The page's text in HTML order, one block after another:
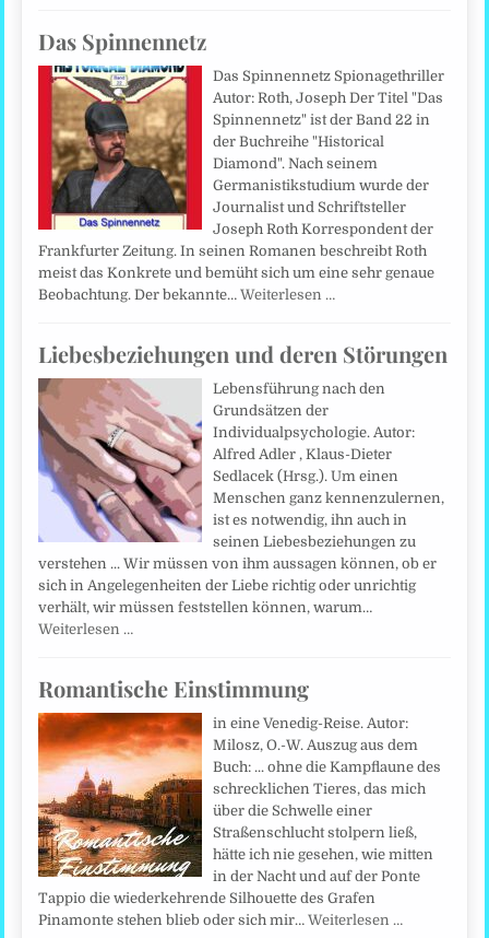
Das Spinnennetz
Das Spinnennetz Spionagethriller
Autor: Roth, Joseph Der Titel "Das
Spinnennetz" ist der Band 22 in
der Buchreihe "Historical
Diamond". Nach seinem
Germanistikstudium wurde der
Journalist und Schriftsteller
Joseph Roth Korrespondent der
Frankfurter Zeitung. In seinen Romanen beschreibt Roth
meist das Konkrete und bemüht sich um eine sehr genaue
Beobachtung. Der bekannte…Weiterlesen …
Liebesbeziehungen und deren Störungen
Lebensführung nach den
Grundsätzen der
Individualpsychologie. Autor:
Alfred Adler , Klaus-Dieter
Sedlacek (Hrsg.). Um einen
Menschen ganz kennenzulernen,
ist es notwendig, ihn auch in
seinen Liebesbeziehungen zu
verstehen ... Wir müssen von ihm aussagen können, ob er
sich in Angelegenheiten der Liebe richtig oder unrichtig
verhält, wir müssen feststellen können, warum…
Weiterlesen …
Romantische Einstimmung
in eine Venedig-Reise. Autor:
Milosz, O.-W. Auszug aus dem
Buch: ... ohne die Kampflaune des
schrecklichen Tieres, das mich
über die Schwelle einer
Straßenschlucht stolpern ließ,
hätte ich nie gesehen, wie mitten
in der Nacht und auf der Ponte
Tappio die wiederkehrende Silhouette des Grafen
Pinamonte stehen blieb oder sich mir…Weiterlesen …